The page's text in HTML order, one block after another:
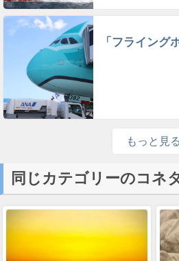
「フライング
もっと見る
同じカテゴリーのコネ